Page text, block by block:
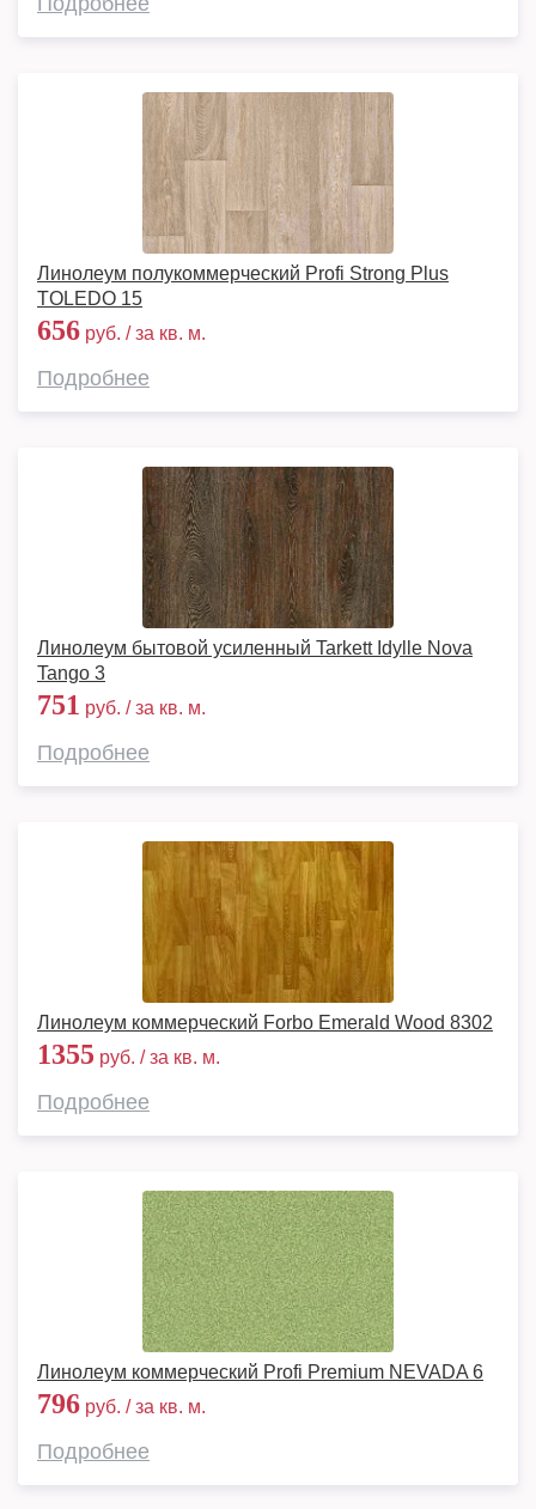
Линолеум полукоммерческий Profi Strong Plus
TOLEDO 15
656 руб. / за кв. м.
Подробнее
Линолеум бытовой усиленный Tarkett Idylle Nova
Tango 3
751 руб. / за кв. м.
Подробнее
Линолеум коммерческий Forbo Emerald Wood 8302
1355 руб. / за кв. м.
Подробнее
Линолеум коммерческий Profi Premium NEVADA 6
796 руб. / за кв. м.
Подробнее